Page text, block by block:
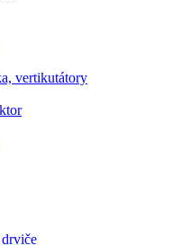
vertikutátory